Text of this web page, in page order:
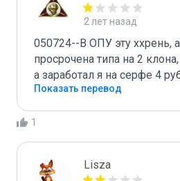
2 лет назад
050724--В ОПУ эту ххрень,
просрочена типа на 2
а заработал я на серфе 4
Показать перевод
1
Lisza